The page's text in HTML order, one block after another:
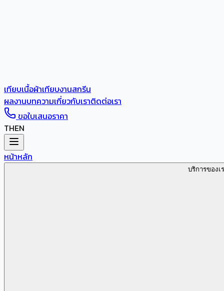
เทียบเนื้อผ้าเทียบงานสกรีน
ผลงานบทความเกี่ยวกับเราติดต่อเรา
ขอใบเสนอราคา
THEN
หน้าหลัก
บริการของเ